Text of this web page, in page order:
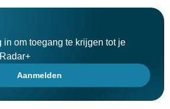
in om toegang te krijgen tot je
Aanmelden